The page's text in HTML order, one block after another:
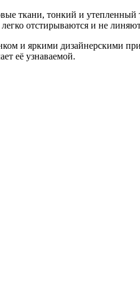
ткани, тонкий и
отстирываются и не
и яркими дизайнерскими
её узнаваемой.